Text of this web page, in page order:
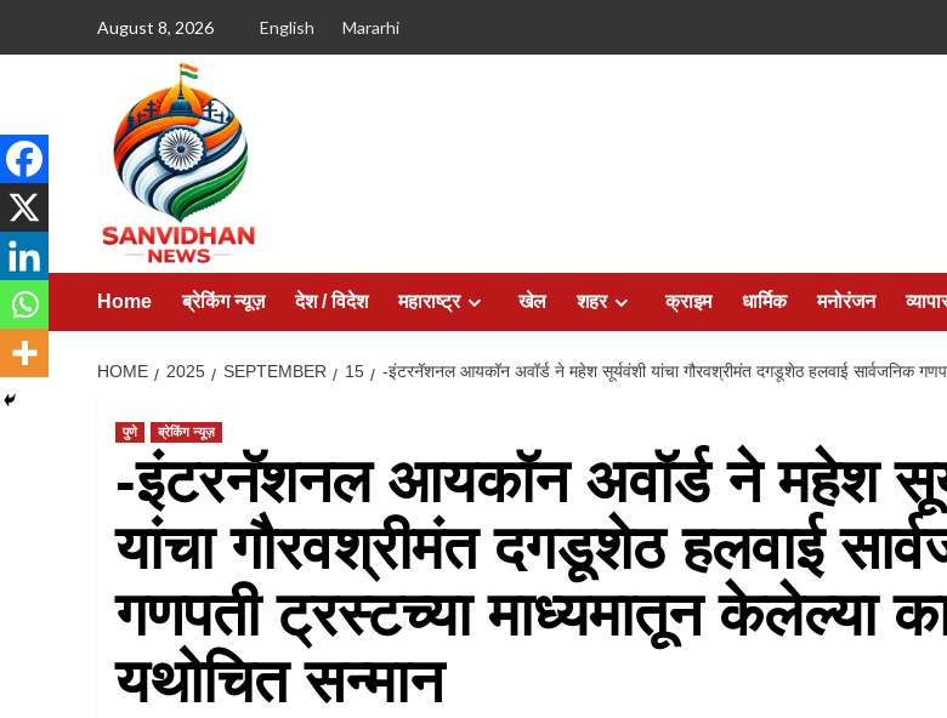
August 8, 2026 English Mararhi
Home ब्रेकिंग न्यूज़ देश / विदेश महाराष्ट्र खेल शहर क्राइम धार्मिक मनोरंजन
HOME 2025 SEPTEMBER 15 -इंटरनॅशनल आयकॉन अवॉर्ड ने महेश सूर्यवंशी यांचा गौरवश्रीमंत दगडूशेठ हलवाई सार्वजनिक
पुणे ब्रेकिंग न्यूज़
-इंटरनॅशनल आयकॉन अवॉर्ड ने महेश
यांचा गौरवश्रीमंत दगडूशेठ हलवाई
गणपती ट्रस्टच्या माध्यमातून केलेल्या
यथोचित सन्मान